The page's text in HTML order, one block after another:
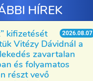
HÍREK
2026.08.07
kifizetését
Vitézy Dávidnál a
zavartalan
és folyamatos
részt vevő